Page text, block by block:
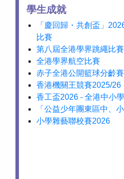
學生成就
「慶回歸・共創盃」
比賽
第八屆全港學界跳繩比賽
全港學界航空比賽
赤子全港公開籃球分齡賽
香港機關王競賽2025/26
香工盃2026 - 全港中小
「公益少年團東區中、
小學雜藝聯校賽2026